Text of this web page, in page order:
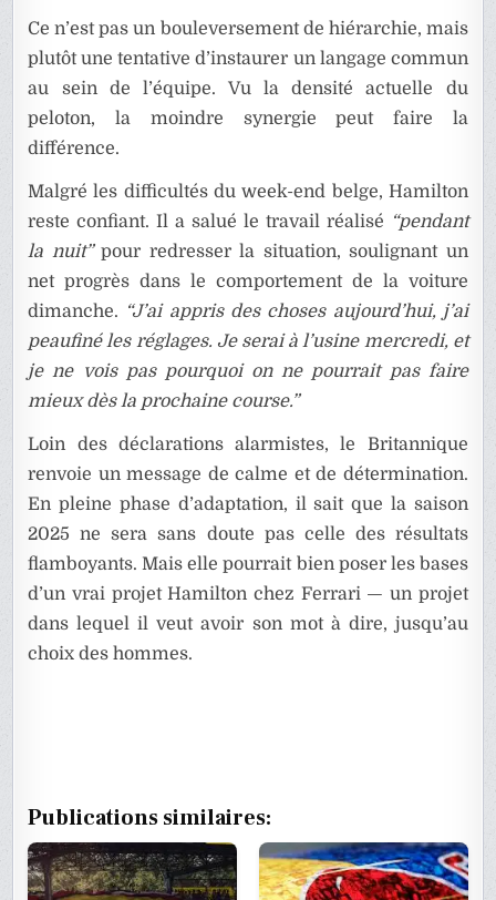
Ce n’est pas un bouleversement de hiérarchie, mais
plutôt une tentative d’instaurer un langage commun
au sein de l’équipe. Vu la densité actuelle du
peloton, la moindre synergie peut faire la
différence.
Malgré les difficultés du week-end belge, Hamilton
reste confiant. Il a salué le travail réalisé “pendant
la nuit”pour redresser la situation, soulignant un
net progrès dans le comportement de la voiture
dimanche. “J’ai appris des choses aujourd’hui, j’ai
peaufiné les réglages. Je serai à l’usine mercredi, et
je ne vois pas pourquoi on ne pourrait pas faire
mieux dès la prochaine course.”
Loin des déclarations alarmistes, le Britannique
renvoie un message de calme et de détermination.
En pleine phase d’adaptation, il sait que la saison
2025 ne sera sans doute pas celle des résultats
flamboyants. Mais elle pourrait bien poser les bases
d’un vrai projet Hamilton chez Ferrari — un projet
dans lequel il veut avoir son mot à dire, jusqu’au
choix des hommes.
Publications similaires: